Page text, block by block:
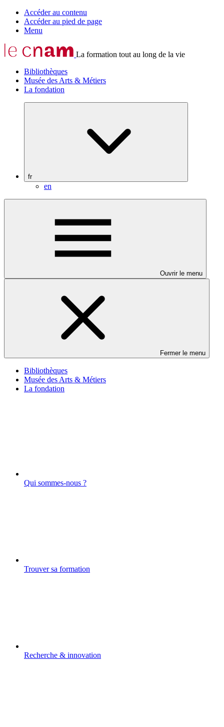
Accéder au contenu
Accéder au pied de page
Menu
La formation tout au long de la vie
Bibliothèques
Musée des Arts & Métiers
La fondation
fr
en
Ouvrir le menu
Fermer le menu
Bibliothèques
Musée des Arts & Métiers
La fondation
Qui sommes-nous ?
Trouver sa formation
Recherche & innovation